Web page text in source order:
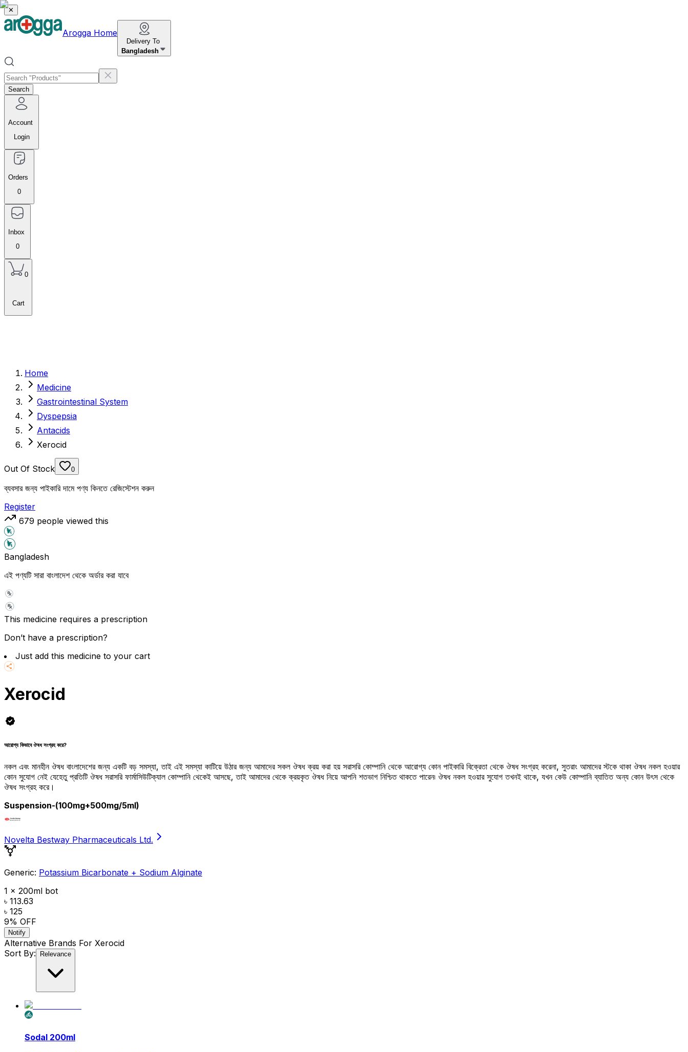
✕
Arogga Home
Delivery To
Bangladesh
Search
Account
Login
Orders
0
Inbox
0
0
Cart
Home
Medicine
Gastrointestinal System
Dyspepsia
Antacids
Xerocid
Out Of Stock 0
ব্যবসার জন্য পাইকারি দামে পণ্য কিনতে রেজিস্টেশন করুন
Register
679 people viewed this
Bangladesh
এই পণ্যটি সারা বাংলাদেশ থেকে অর্ডার করা যাবে
This medicine requires a prescription
Don’t have a prescription?
Just add this medicine to your cart
Xerocid
আরোগ্য কিভাবে ঔষধ সংগ্রহ করে?
নকল এবং মানহীন ঔষধ বাংলাদেশের জন্য একটি বড় সমস্যা, তাই এই সমস্যা কাটিয়ে উঠার জন্য আমাদের সকল ঔষধ ক্রয় করা হয় সরাসরি কোম্পানি থেকে আরোগ্য কোন পাইকারি বিক্রেতা থেকে ঔষধ সংগ্রহ করেনা, সুতরাং আমাদের স্টকে থাকা ঔষধ নকল হওয়ার
কোন সুযোগ নেই যেহেতু প্রতিটি ঔষধ সরাসরি ফার্মাসিউটিক্যাল কোম্পানি থেকেই আসছে, তাই আমাদের থেকে ক্রয়কৃত ঔষধ নিয়ে আপনি শতভাগ নিশ্চিত থাকতে পারেন৷ ঔষধ নকল হওয়ার সুযোগ তখনই থাকে, যখন কেউ কোম্পানি ব্যাতিত অন্য কোন উৎস থেকে
ঔষধ সংগ্রহ করে।
Suspension-(100mg+500mg/5ml)
Novelta Bestway Pharmaceuticals Ltd.
Generic: Potassium Bicarbonate + Sodium Alginate
1 x 200ml bot
৳ 113.63
৳ 125
9% OFF
Notify
Alternative Brands For Xerocid
Sort By:
Relevance
Sodal 200ml